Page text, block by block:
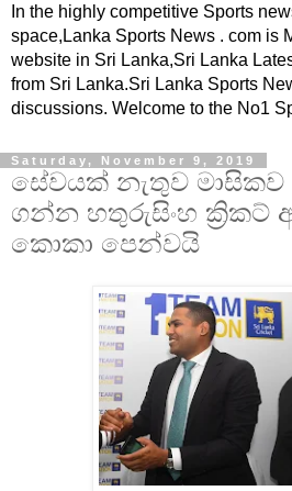
In the highly competitive Sports
space,Lanka Sports News . com is
website in Sri Lanka,Sri Lanka
from Sri Lanka.Sri Lanka Sports
discussions. Welcome to the No1
Saturday, November 9, 2019
සේවයක් නැතුව මාසිකව
ගන්න හතුරුසිංහ ක්‍රිකට්
කොකා පෙන්වයි